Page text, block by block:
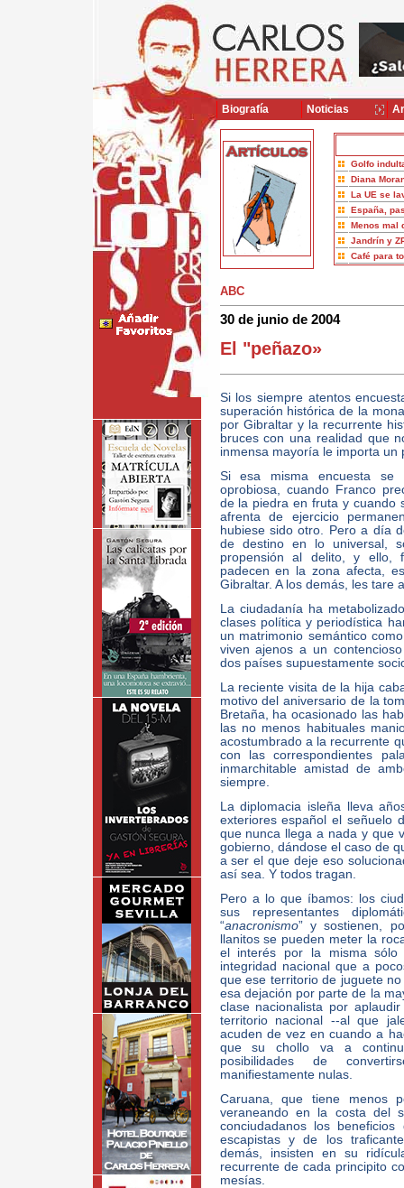
Golfo
Diana
La UE se
España,
Menos mal
Jandrín y
Café para
ABC
30 de junio de 2004
El "peñazo»
Si los siempre atentos
superación histórica de la
por Gibraltar y la recurrente
bruces con una realidad que
inmensa mayoría le importa un
Si esa misma encuesta se
oprobiosa, cuando Franco
de la piedra en fruta y cuando
afrenta de ejercicio
hubiese sido otro. Pero a día
de destino en lo universal,
propensión al delito, y ello,
padecen en la zona afecta,
Gibraltar. A los demás, les tare
La ciudadanía ha
clases política y periodística
un matrimonio semántico
viven ajenos a un
dos países supuestamente
La reciente visita de la hija
motivo del aniversario de la
Bretaña, ha ocasionado las
las no menos habituales
acostumbrado a la recurrente
con las correspondientes
inmarchitable amistad de
siempre.
La diplomacia isleña lleva
exteriores español el señuelo
que nunca llega a nada y que
gobierno, dándose el caso de
a ser el que deje eso
así sea. Y todos tragan.
Pero a lo que íbamos: los
sus representantes
“anacronismo” y sostienen,
llanitos se pueden meter la
el interés por la misma
integridad nacional que a
que ese territorio de juguete
esa dejación por parte de la
clase nacionalista por
territorio nacional --al que
acuden de vez en cuando a
que su chollo va a
posibilidades de
manifiestamente nulas.
Caruana, que tiene menos
veraneando en la costa del
conciudadanos los
escapistas y de los
demás, insisten en su
recurrente de cada principito
mesías.
Biografía Noticias